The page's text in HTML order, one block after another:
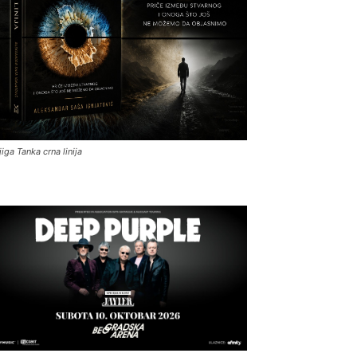
Tanka crna linija